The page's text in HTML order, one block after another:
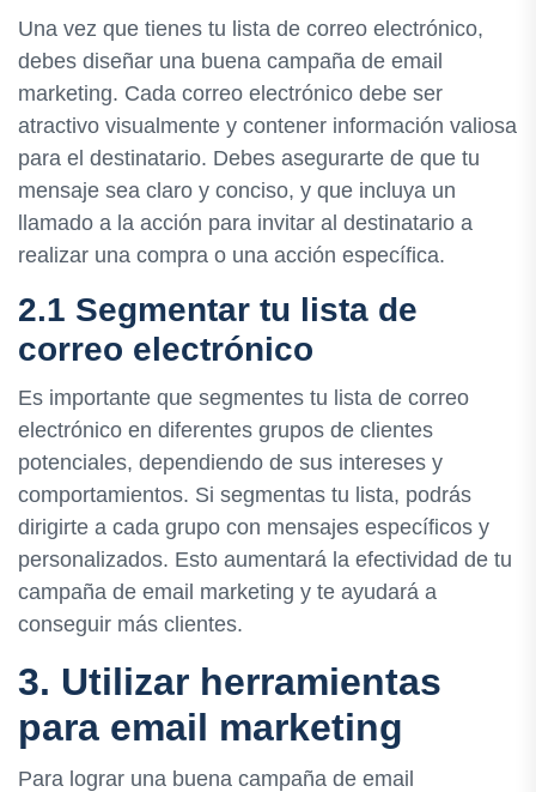
Una vez que tienes tu lista de correo electrónico,
debes diseñar una buena campaña de email
marketing. Cada correo electrónico debe ser
atractivo visualmente y contener información valiosa
para el destinatario. Debes asegurarte de que tu
mensaje sea claro y conciso, y que incluya un
llamado a la acción para invitar al destinatario a
realizar una compra o una acción específica.
2.1 Segmentar tu lista de
correo electrónico
Es importante que segmentes tu lista de correo
electrónico en diferentes grupos de clientes
potenciales, dependiendo de sus intereses y
comportamientos. Si segmentas tu lista, podrás
dirigirte a cada grupo con mensajes específicos y
personalizados. Esto aumentará la efectividad de tu
campaña de email marketing y te ayudará a
conseguir más clientes.
3. Utilizar herramientas
para email marketing
Para lograr una buena campaña de email